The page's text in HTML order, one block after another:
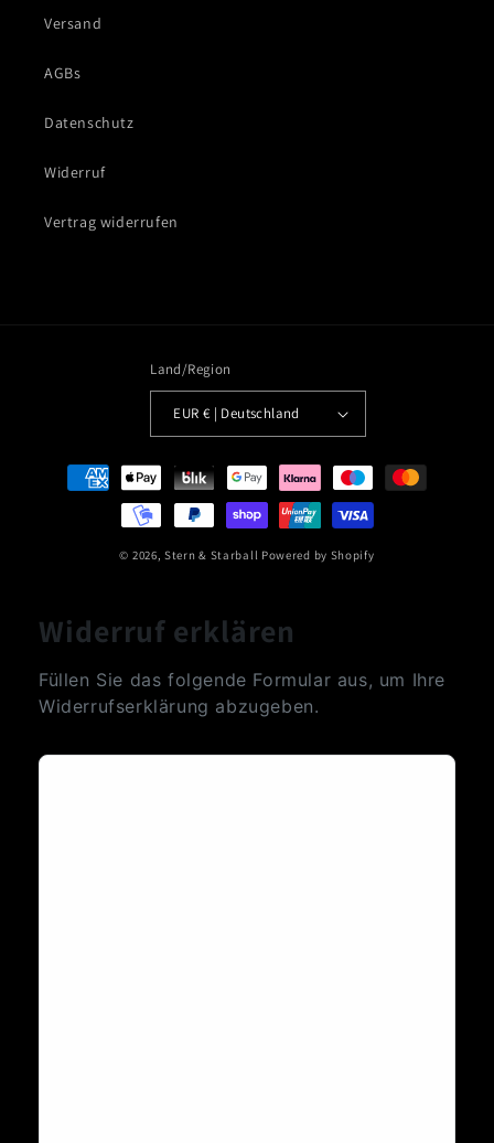
Versand
AGBs
Datenschutz
Widerruf
Vertrag widerrufen
Land/Region
EUR € | Deutschland
Zahlungsmethoden
© 2026,Stern & Starball Powered by Shopify
Widerruf erklären
Füllen Sie das folgende Formular aus, um Ihre
Widerrufserklärung abzugeben.